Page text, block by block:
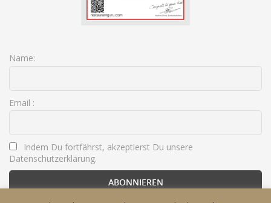
Name:
Email :
Indem Du fortfährst, akzeptierst Du unsere
Datenschutzerklärung.